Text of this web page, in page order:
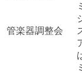
管楽器調整会